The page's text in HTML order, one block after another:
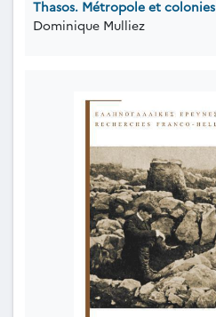
Thasos. Métropole et colonies
Dominique Mulliez